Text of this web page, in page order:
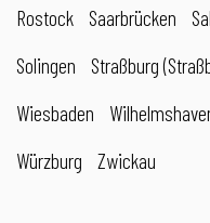
Rostock Saarbrücken
Solingen
Straßburg
Wiesbaden
Würzburg
Zwickau